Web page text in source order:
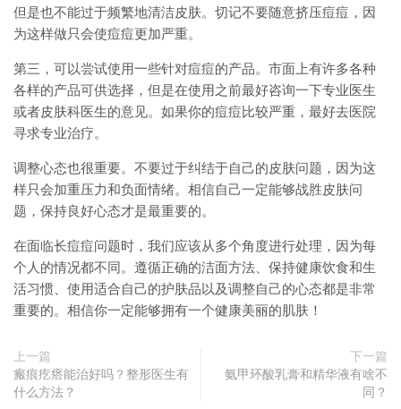
但是也不能过于频繁地清洁皮肤。切记不要随意挤压痘痘，因
为这样做只会使痘痘更加严重。
第三，可以尝试使用一些针对痘痘的产品。市面上有许多各种
各样的产品可供选择，但是在使用之前最好咨询一下专业医生
或者皮肤科医生的意见。如果你的痘痘比较严重，最好去医院
寻求专业治疗。
调整心态也很重要。不要过于纠结于自己的皮肤问题，因为这
样只会加重压力和负面情绪。相信自己一定能够战胜皮肤问
题，保持良好心态才是最重要的。
在面临长痘痘问题时，我们应该从多个角度进行处理，因为每
个人的情况都不同。遵循正确的洁面方法、保持健康饮食和生
活习惯、使用适合自己的护肤品以及调整自己的心态都是非常
重要的。相信你一定能够拥有一个健康美丽的肌肤！
上一篇
瘢痕疙瘩能治好吗？整形医生有
什么方法？
下一篇
氨甲环酸乳膏和精华液有啥不
同？